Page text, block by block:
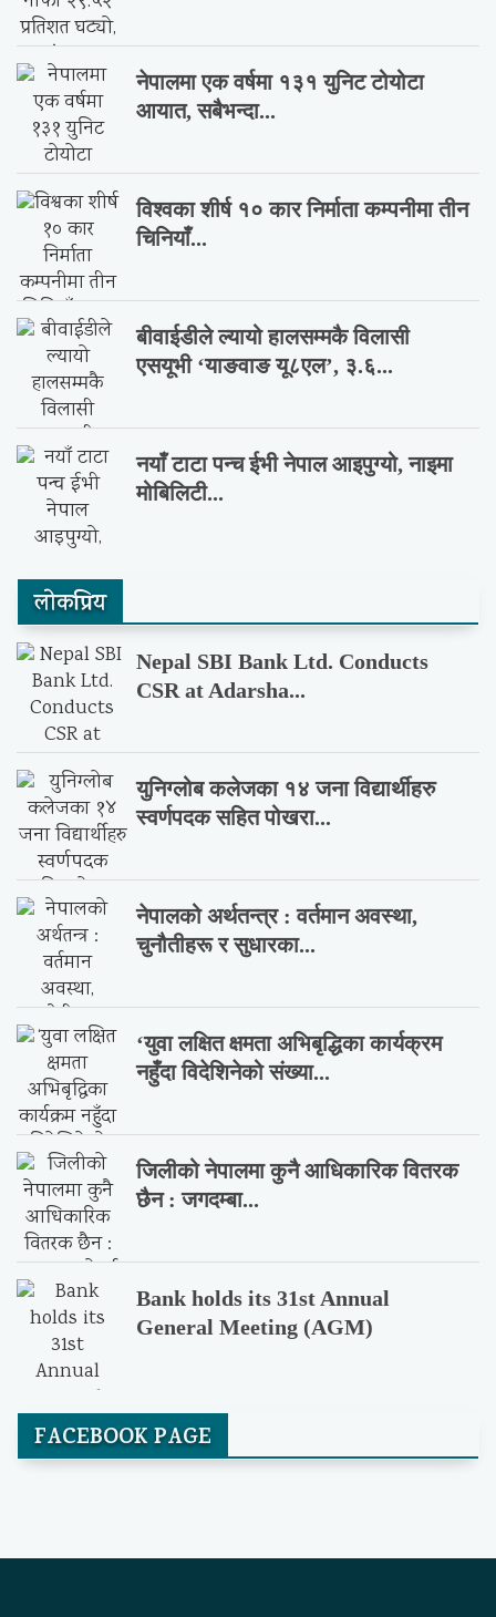
नेपालमा एक वर्षमा १३१ युनिट टोयोटा
आयात, सबैभन्दा...
विश्वका शीर्ष १० कार निर्माता कम्पनीमा तीन
चिनियाँ...
बीवाईडीले ल्यायो हालसम्मकै विलासी
एसयूभी ‘याङवाङ यू८एल’, ३.६...
नयाँ टाटा पन्च ईभी नेपाल आइपुग्यो, नाइमा
मोबिलिटी...
लाेकप्रिय
Nepal SBI Bank Ltd. Conducts
CSR at Adarsha...
युनिग्लोब कलेजका १४ जना विद्यार्थीहरु
स्वर्णपदक सहित पोखरा...
नेपालको अर्थतन्त्र : वर्तमान अवस्था,
चुनौतीहरू र सुधारका...
‘युवा लक्षित क्षमता अभिबृद्धिका कार्यक्रम
नहुँदा विदेशिनेको संख्या...
जिलीको नेपालमा कुनै आधिकारिक वितरक
छैन : जगदम्बा...
Bank holds its 31st Annual
General Meeting (AGM)
FACEBOOK PAGE